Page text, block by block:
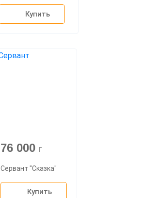
Купить
76 000 г
Сервант "Сказка"
Купить